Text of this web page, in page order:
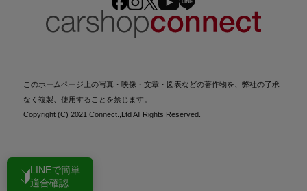
このホームページ上の写真・映像・文章・図表などの著作物を、弊社の了承
なく複製、使用することを禁じます。
Copyright (C) 2021 Connect.,Ltd All Rights Reserved.
LINEで簡単
適合確認